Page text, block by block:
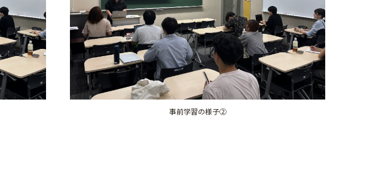
事前学習の様子②